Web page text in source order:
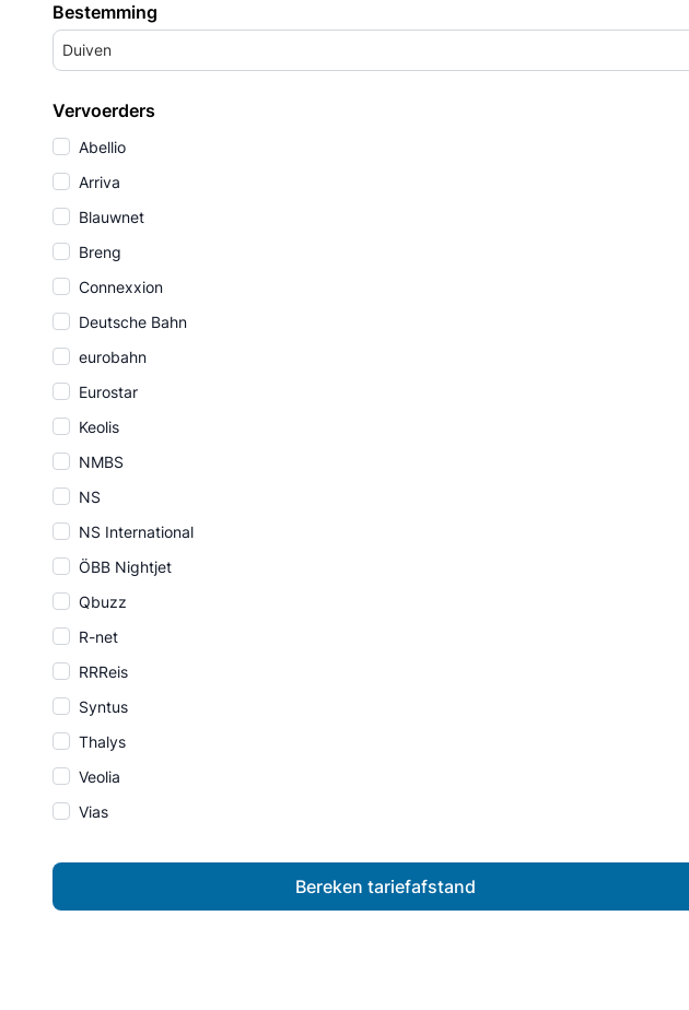
Bestemming
Duiven
Vervoerders
Abellio
Arriva
Blauwnet
Breng
Connexxion
Deutsche Bahn
eurobahn
Eurostar
Keolis
NMBS
NS
NS International
ÖBB Nightjet
Qbuzz
R-net
RRReis
Syntus
Thalys
Veolia
Vias
Bereken tariefafstand